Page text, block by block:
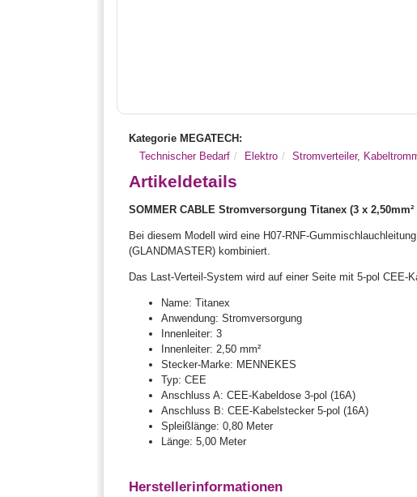
Kategorie MEGATECH:
Technischer Bedarf
Elektro Stromverteiler,
Artikeldetails
SOMMER CABLE Stromversorgung Titanex (3 x
Bei diesem Modell wird eine H07-RNF-
(GLANDMASTER) kombiniert.
Das Last-Verteil-System wird auf einer Seite mit 5-pol CEE-
Name: Titanex
Anwendung: Stromversorgung
Innenleiter: 3
Innenleiter: 2,50 mm²
Stecker-Marke: MENNEKES
Typ: CEE
Anschluss A: CEE-Kabeldose 3-pol (16A)
Anschluss B: CEE-Kabelstecker 5-pol (16A)
Spleißlänge: 0,80 Meter
Länge: 5,00 Meter
Herstellerinformationen